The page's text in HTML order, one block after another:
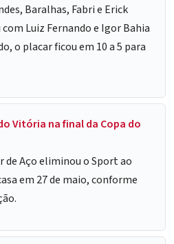
Baralhas, Fabri e Erick
Luiz Fernando e Igor Bahia
o placar ficou em 10 a 5 para
Vitória na final da Copa do
de Aço eliminou o Sport ao
em 27 de maio, conforme